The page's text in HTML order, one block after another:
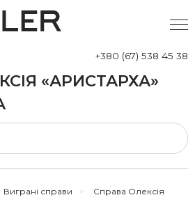
+380 (67) 538 45 38
«АРИСТАРХА»
Виграні справи >
Справа Олексія